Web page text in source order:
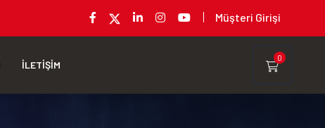
Müşteri Girişi
İLETİŞİM
0